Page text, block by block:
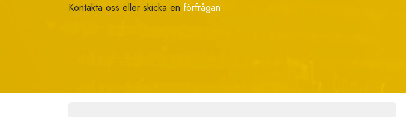
Kontakta oss eller skicka en förfrågan